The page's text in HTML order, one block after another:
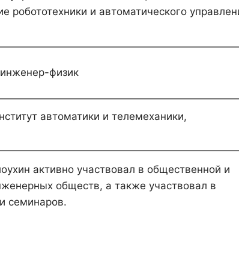
робототехники и автоматического
инженер-физик
автоматики и телемеханики,
активно участвовал в общественной и
обществ, а также участвовал в
семинаров.